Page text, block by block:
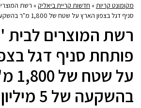
מקומונט קריות » חדשות קריית ביאליק» רשת
סניף דגל בצפון הארץ על שטח של 1,800 מ"ר בהשקעה של 5 מיליון ₪
רשת המוצרים לבית
פותחת סניף דגל
על
בהשקעה של 5 מיליון ₪